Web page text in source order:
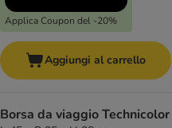
Applica Coupon del -20%
Aggiungi al carrello
Borsa da viaggio Technicolor